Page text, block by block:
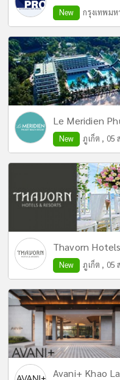
New กรุงเทพม
Le Meridien
New ภูเก็ต , 05
Thavorn
New ภูเก็ต , 05
Avani+ Khao